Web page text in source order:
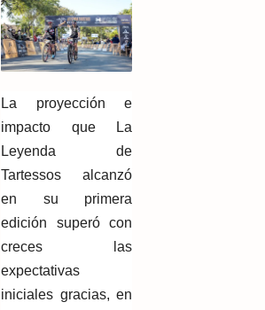
La proyección e
impacto que La
Leyenda de
Tartessos alcanzó
en su primera
edición superó con
creces las
expectativas
iniciales gracias, en